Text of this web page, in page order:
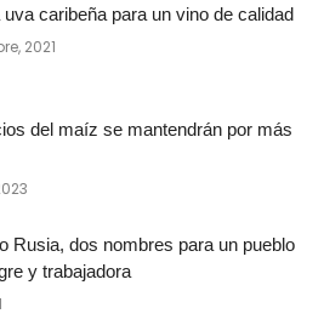
caribeña para un vino de calidad
2021
del maíz se mantendrán por más
Rusia, dos nombres para un pueblo
y trabajadora